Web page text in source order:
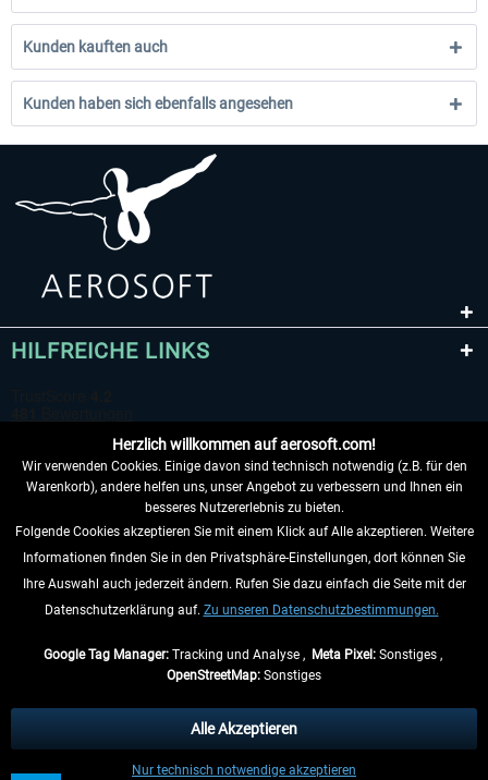
Kunden kauften auch
Kunden haben sich ebenfalls angesehen
HILFREICHE LINKS
VERTRAG WIDERRUFEN
INFORMATIONEN
anders beschrieben.
** Gilt für Lieferungen innerhalb Deutschlands, Lieferzeiten für andere Länder
Herzlich willkommen auf aerosoft.com!
Wir verwenden Cookies. Einige davon sind technisch notwendig (z.B. für den
Warenkorb), andere helfen uns, unser Angebot zu verbessern und Ihnen ein
besseres Nutzererlebnis zu bieten.
Folgende Cookies akzeptieren Sie mit einem Klick auf Alle akzeptieren. Weitere
Informationen finden Sie in den Privatsphäre-Einstellungen, dort können Sie
Ihre Auswahl auch jederzeit ändern. Rufen Sie dazu einfach die Seite mit der
Datenschutzerklärung auf. Zu unseren Datenschutzbestimmungen.
Google Tag Manager:Tracking und Analyse , Meta Pixel:Sonstiges ,
OpenStreetMap: Sonstiges
Nur technisch notwendige akzeptieren
Alle Akzeptieren